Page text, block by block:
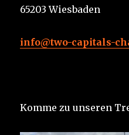
65203 Wiesbaden
info@two-capitals-
Komme zu unseren